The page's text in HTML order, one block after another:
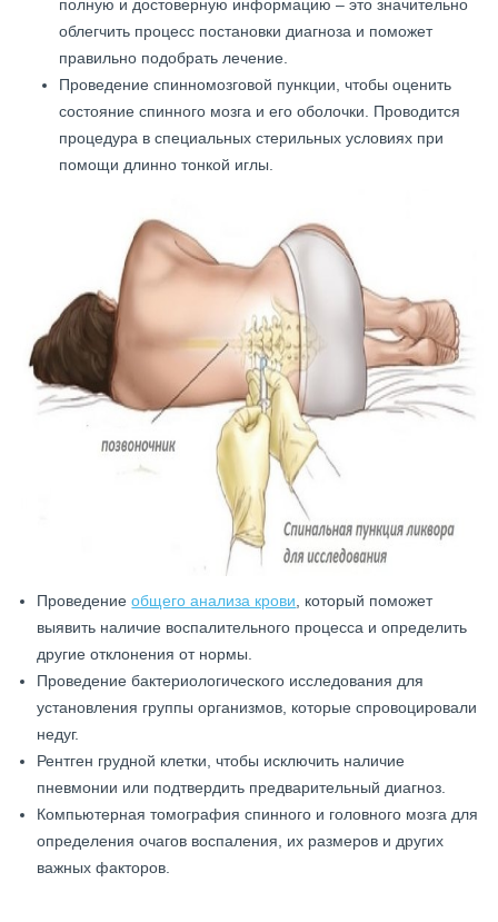
полную и достоверную информацию – это значительно
облегчить процесс постановки диагноза и поможет
правильно подобрать лечение.
Проведение спинномозговой пункции, чтобы оценить
состояние спинного мозга и его оболочки. Проводится
процедура в специальных стерильных условиях при
помощи длинно тонкой иглы.
Проведениеобщего анализа крови, который поможет
выявить наличие воспалительного процесса и определить
другие отклонения от нормы.
Проведение бактериологического исследования для
установления группы организмов, которые спровоцировали
недуг.
Рентген грудной клетки, чтобы исключить наличие
пневмонии или подтвердить предварительный диагноз.
Компьютерная томография спинного и головного мозга для
определения очагов воспаления, их размеров и других
важных факторов.